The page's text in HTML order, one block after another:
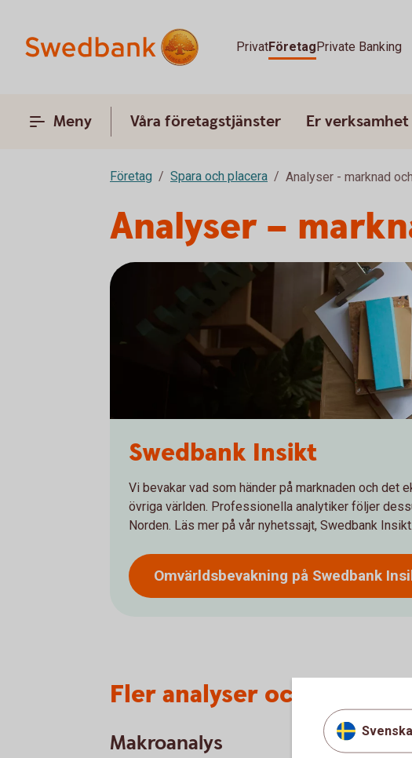
PrivatFöretagPrivate Banking
Meny Våra företagstjänster Er verksamhet
Företag Spara och placera Analyser - marknad
Analyser –
Swedbank Insikt
Vi bevakar vad som händer på marknaden och det
övriga världen. Professionella analytiker följer
Norden. Läs mer på vår nyhetssajt, Swedbank Insikt.
Omvärldsbevakning på Swedbank
Fler analyser och nyheter
Makroanalys Svenska